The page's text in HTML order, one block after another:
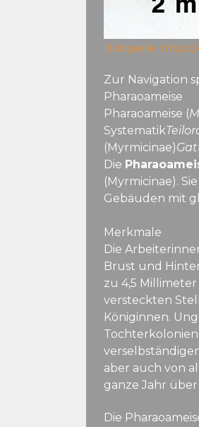
Bildquelle:
Zur Navigation
Pharaoameise
Pharaoameise (
Systematik
(Myrmicinae)
Die
(Myrmicinae).
Gebäuden mit
Merkmale
Die
Brust und
zu 4,5
versteckten
Königinnen.
aber auch von
ganze Jahr über
Die